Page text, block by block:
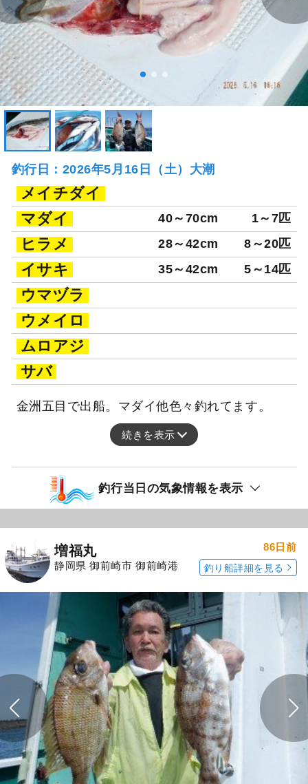
釣行日：2026年5月16日（土）大潮
メイチダイ
マダイ
40～70cm 1～7匹
ヒラメ 28～42cm 8～20匹
イサキ 35～42cm 5～14匹
ウマヅラ
ウメイロ
ムロアジ
サバ
金洲五目で出船。マダイ他色々釣れてます。
続きを表示
釣行当日の気象情報を表示
増福丸
静岡県 御前崎市 御前崎港
86日前
釣り船詳細を見る